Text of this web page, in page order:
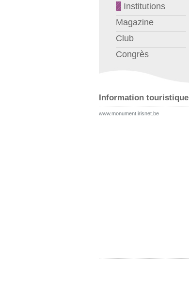
Institutions
Magazine
Club
Congrès
Information touristique
www.monument.irisnet.be